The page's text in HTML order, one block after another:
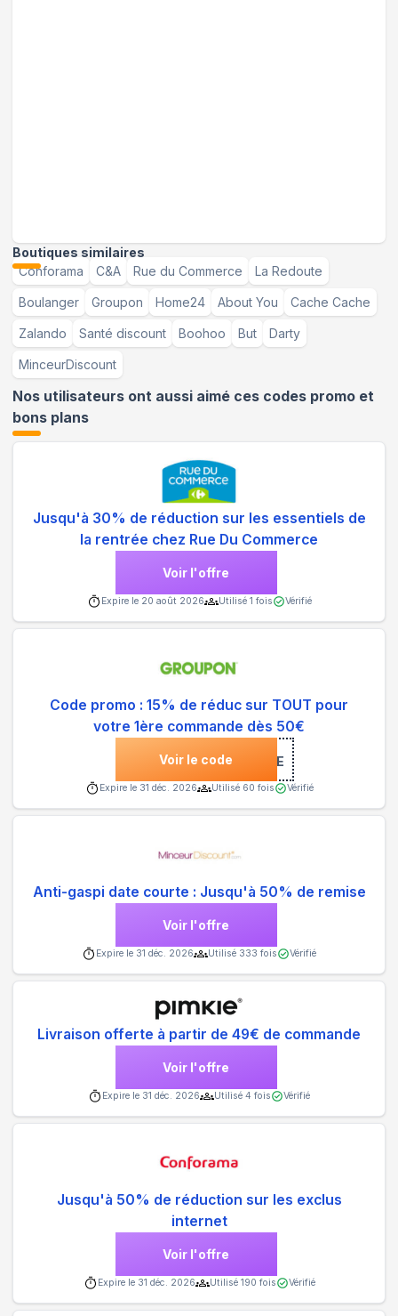
Boutiques similaires
Conforama
C&A Rue du Commerce La Redoute
Boulanger Groupon Home24 About You Cache Cache
Zalando Santé discount Boohoo But Darty
MinceurDiscount
Nos utilisateurs ont aussi aimé ces codes promo et
bons plans
Jusqu'à 30% de réduction sur les essentiels de
la rentrée chez Rue Du Commerce
Voir l'offre
Expire le 20 août 2026 Utilisé 1 fois Vérifié
Code promo : 15% de réduc sur TOUT pour
votre 1ère commande dès 50€
Voir le code***NVENUE
Expire le 31 déc. 2026 Utilisé 60 fois Vérifié
Anti-gaspi date courte : Jusqu'à 50% de remise
Voir l'offre
Expire le 31 déc. 2026 Utilisé 333 fois Vérifié
Livraison offerte à partir de 49€ de commande
Voir l'offre
Expire le 31 déc. 2026 Utilisé 4 fois Vérifié
Jusqu'à 50% de réduction sur les exclus
internet
Voir l'offre
Expire le 31 déc. 2026 Utilisé 190 fois Vérifié